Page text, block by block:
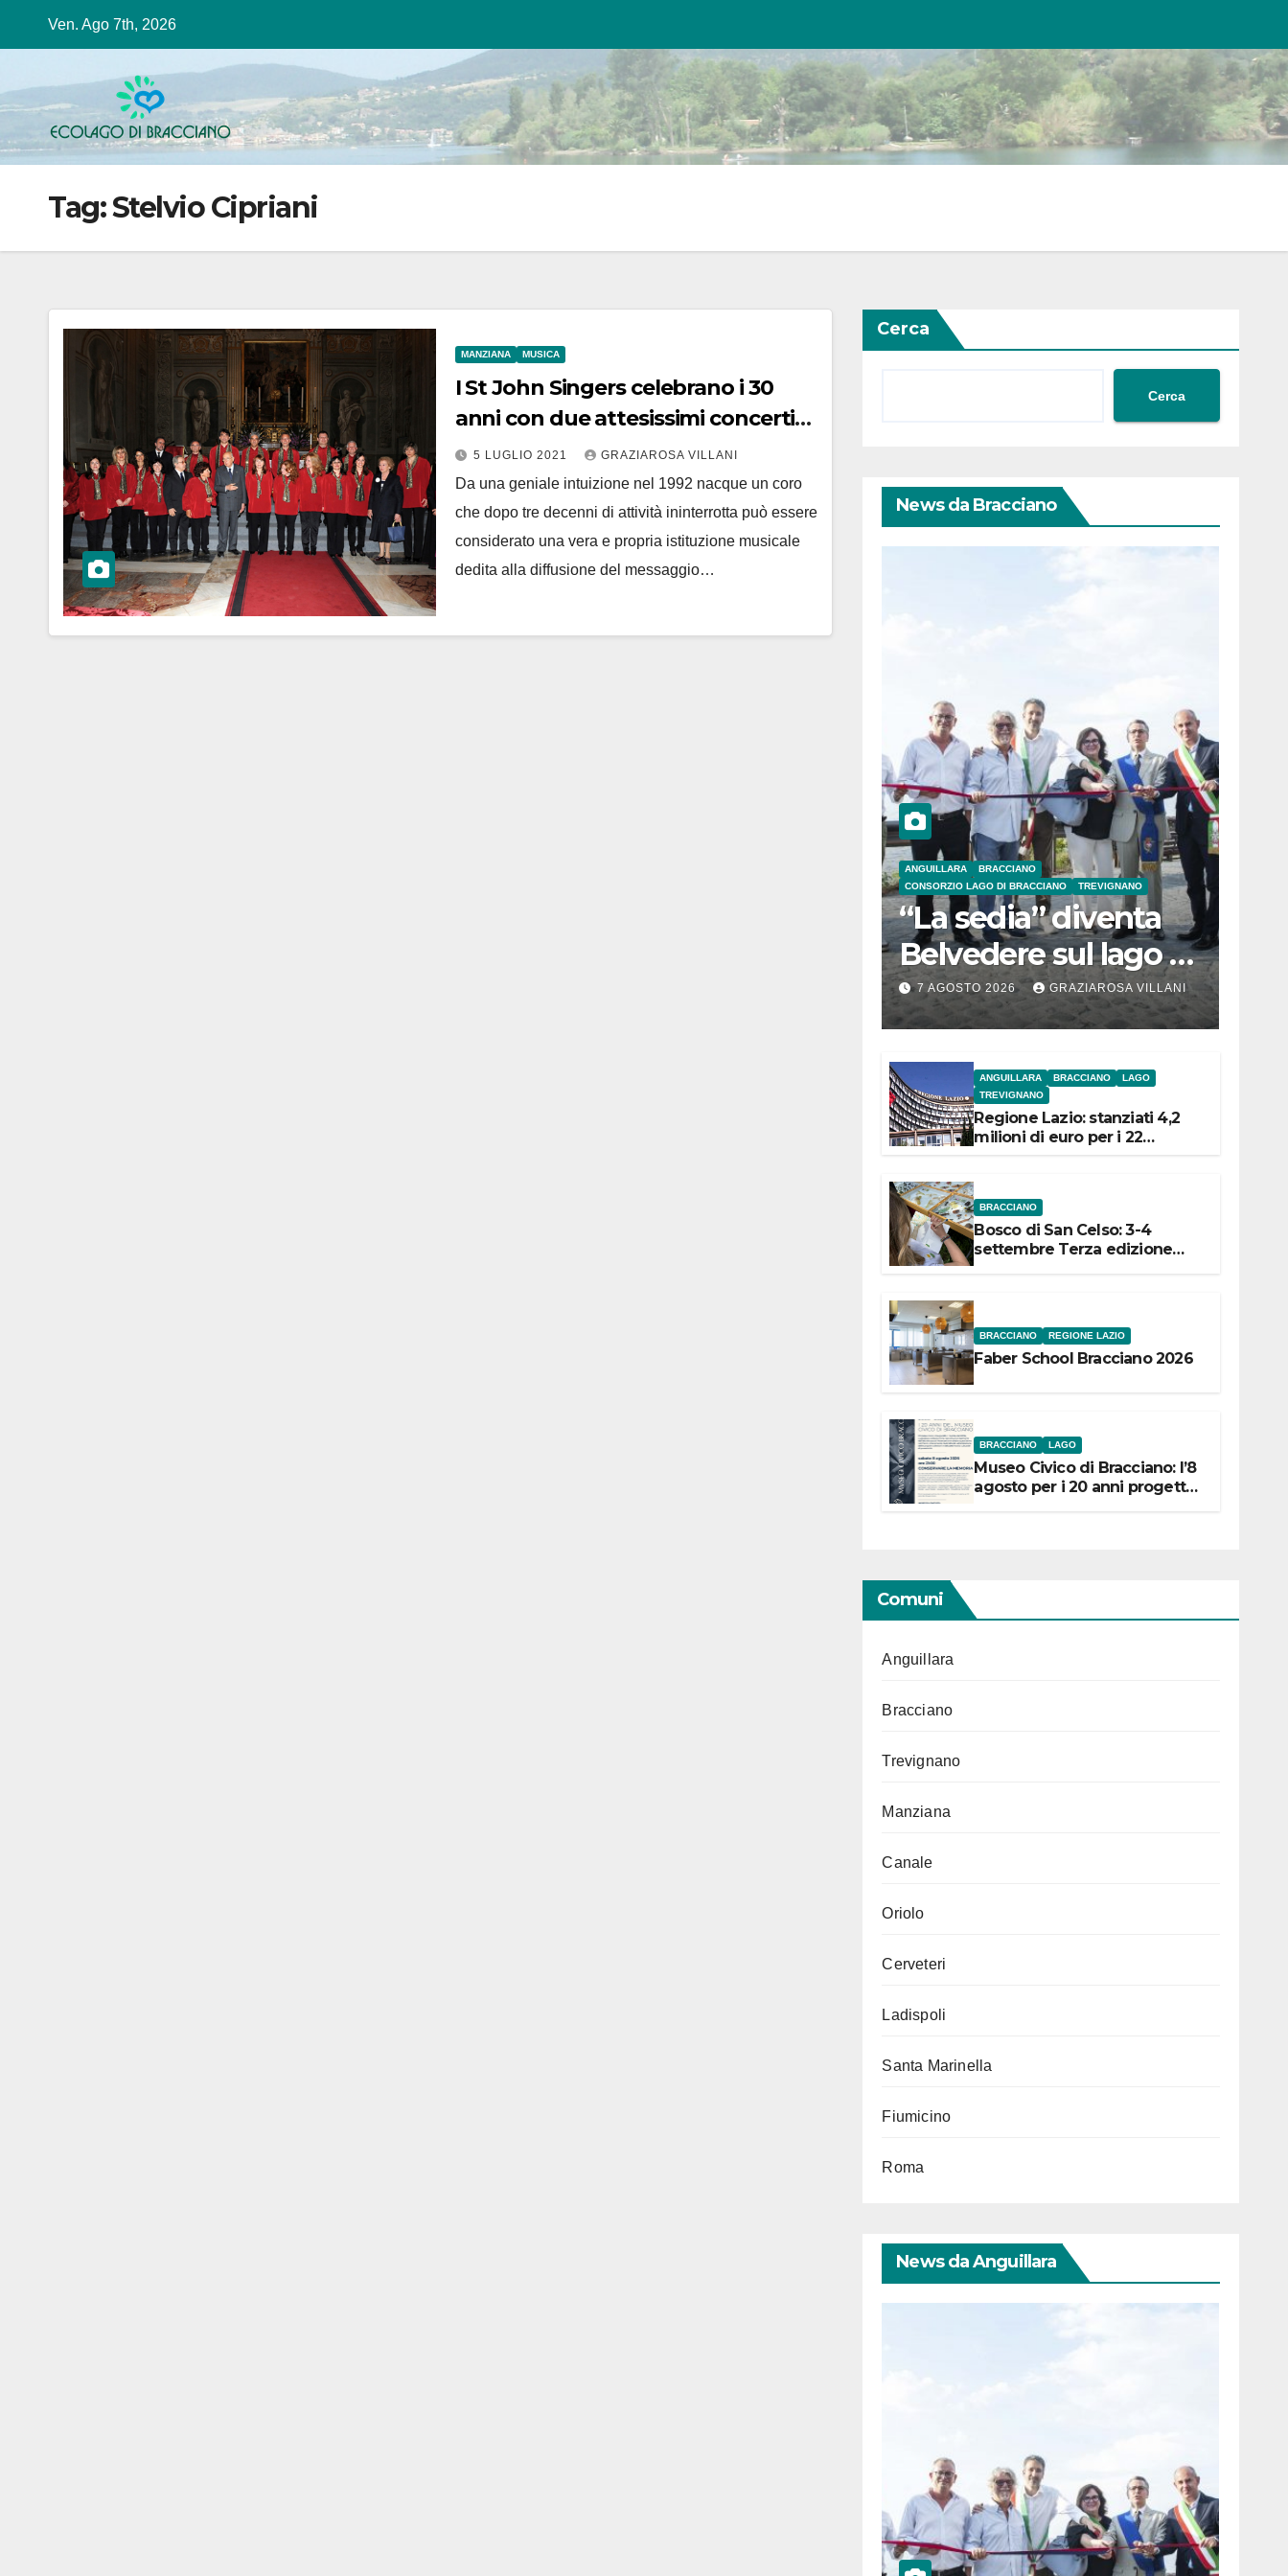
Ven. Ago 7th, 2026
Tag:Stelvio Cipriani
MANZIANA MUSICA
I St John Singers celebrano i 30
anni con due attesissimi concerti
ad agosto
5 LUGLIO 2021 GRAZIAROSA VILLANI
Da una geniale intuizione nel 1992 nacque un coro
che dopo tre decenni di attività ininterrotta può essere
considerato una vera e propria istituzione musicale
dedita alla diffusione del messaggio…
Cerca
Cerca
News da Bracciano
ANGUILLARA
BRACCIANO
CONSORZIO LAGO DI BRACCIANO
TREVIGNANO
“La sedia” diventa
Belvedere sul lago di
Bracciano: ieri
l’inaugurazione
7 AGOSTO 2026 GRAZIAROSA VILLANI
ANGUILLARA BRACCIANO
LAGO
TREVIGNANO
Regione Lazio: stanziati 4,2
milioni di euro per i 22
BRACCIANO
Bosco di San Celso: 3-4
settembre Terza edizione
BRACCIANO REGIONE LAZIO
Faber School Bracciano 2026
BRACCIANO LAGO
Museo Civico di Bracciano: l’8
agosto per i 20 anni progetto
Comuni
Anguillara
Bracciano
Trevignano
Manziana
Canale
Oriolo
Cerveteri
Ladispoli
Santa Marinella
Fiumicino
Roma
News da Anguillara